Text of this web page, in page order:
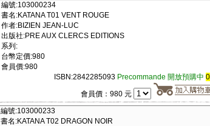
編號:103000234
書名:KATANA T01 VENT ROUGE
作者:BIZIEN JEAN-LUC
出版社:PRE AUX CLERCS EDITIONS
系列:
台幣定價:980
會員價:980
ISBN:2842285093 Precommande 開放預購中
會員價：980 元
編號:103000233
書名:KATANA T02 DRAGON NOIR